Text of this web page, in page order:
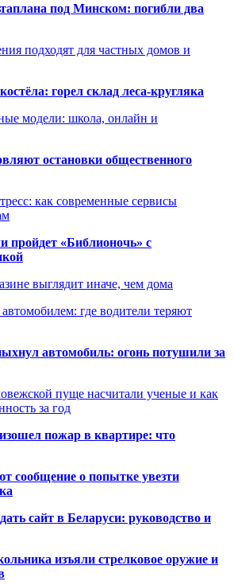
под Минском: погибли два
подходят для частных домов и
горел склад леса-кругляка
модели: школа, онлайн и
остановки общественного
как современные сервисы
пройдет «Библионочь» с
выглядит иначе, чем дома
где водители теряют
автомобиль: огонь потушили за
пуще насчитали ученые и как
за год
пожар в квартире: что
сообщение о попытке увезти
сайт в Беларуси: руководство и
изъяли стрелковое оружие и